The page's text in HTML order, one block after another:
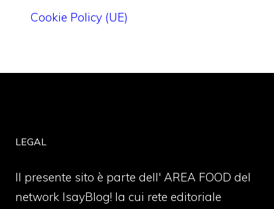
Cookie Policy (UE)
LEGAL
Il presente sito è parte dell' AREA FOOD del
network IsayBlog! la cui rete editoriale